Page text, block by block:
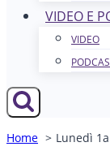
VIDEO E
VIDEO
Home Lunedì